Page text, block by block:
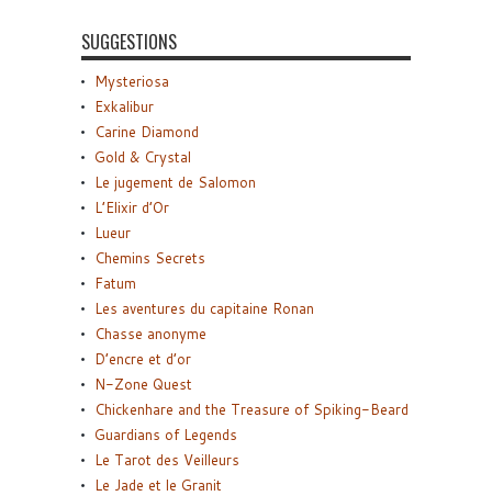
SUGGESTIONS
Mysteriosa
Exkalibur
Carine Diamond
Gold & Crystal
Le jugement de Salomon
L’Elixir d’Or
Lueur
Chemins Secrets
Fatum
Les aventures du capitaine Ronan
Chasse anonyme
D’encre et d’or
N-Zone Quest
Chickenhare and the Treasure of Spiking-Beard
Guardians of Legends
Le Tarot des Veilleurs
Le Jade et le Granit